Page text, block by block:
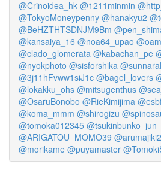
@Crinoidea_hk @1211minmin
@TokyoMoneypenny @hanakyu2
@BeHZTHTSDNJM9Bm
@kansaiya_16 @noa64_upao
@clado_glomerata @kabachan_pe
@nyokphoto @sisforshika
@3j11hFvww1siJ1c @bagel_lovers
@lokakku_ohs @mitsugenthus
@OsaruBonobo @RieKimijima
@koma_mmm @shirogizu
@tomoka012345 @tsukinbunko_jun
@ARIGATOU_MOMO39
@morikame @puyamaster